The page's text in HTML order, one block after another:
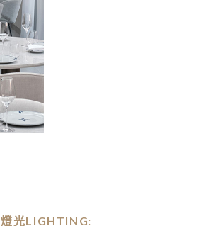
燈光LIGHTING: